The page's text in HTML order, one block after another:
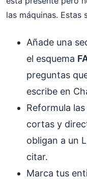
las máquinas. Estas
Añade una
el esquema
preguntas
escribe en
Reformula
cortas y
obligan a un
citar.
Marca tus